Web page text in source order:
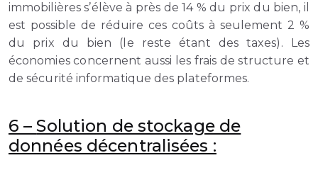
immobilières s’élève à près de 14 % du prix du bien, il
est possible de réduire ces coûts à seulement 2 %
du prix du bien (le reste étant des taxes). Les
économies concernent aussi les frais de structure et
de sécurité informatique des plateformes.
6 –Solution de stockage de
données décentralisées :